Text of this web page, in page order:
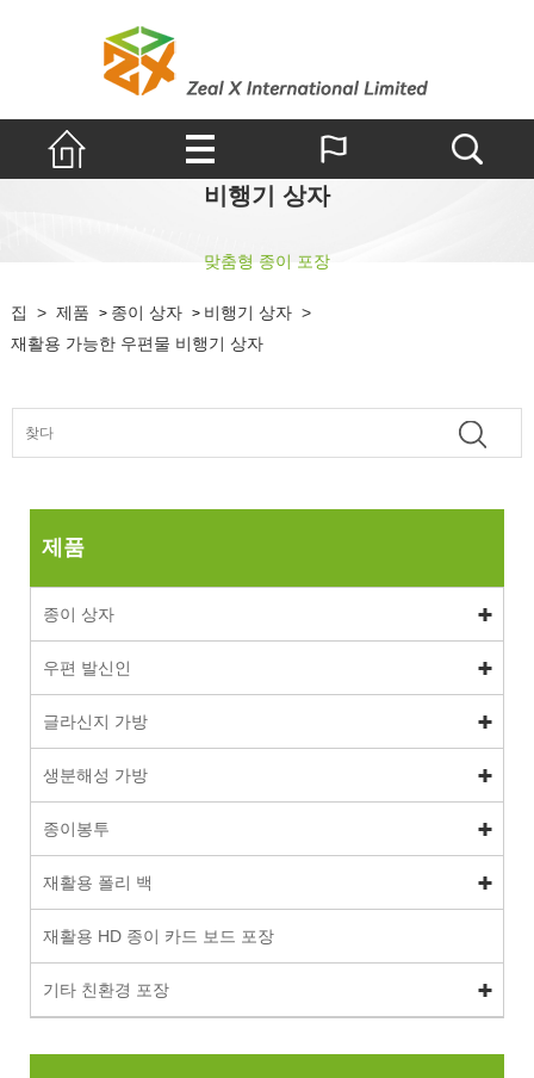
비행기 상자
맞춤형 종이 포장
집 > 제품 > 종이 상자 > 비행기 상자 >
재활용 가능한 우편물 비행기 상자
제품
종이 상자
우편 발신인
글라신지 가방
생분해성 가방
종이봉투
재활용 폴리 백
재활용 HD 종이 카드 보드 포장
기타 친환경 포장